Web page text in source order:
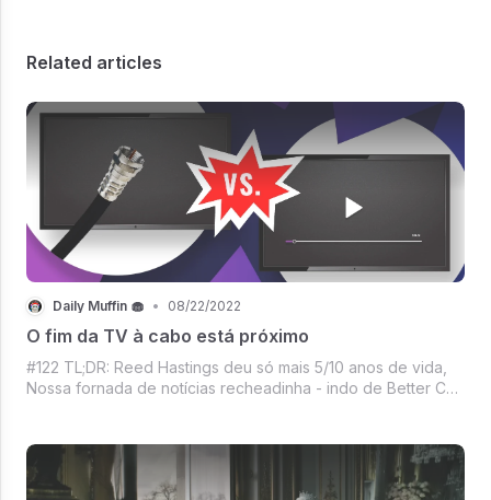
Related articles
Daily Muffin 🧁 • 08/22/2022
O fim da TV à cabo está próximo
#122 TL;DR: Reed Hastings deu só mais 5/10 anos de vida,
Nossa fornada de notícias recheadinha - indo de Better Call
no lançamento da Sony